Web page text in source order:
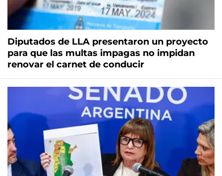
Diputados de LLA presentaron un proyecto
para que las multas impagas no impidan
renovar el carnet de conducir